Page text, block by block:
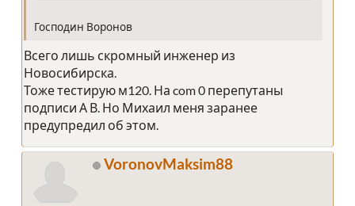
Господин Воронов
Всего лишь скромный инженер из
Новосибирска.
Тоже тестирую м120. На com 0 перепутаны
подписи А В. Но Михаил меня заранее
предупредил об этом.
VoronovMaksim88